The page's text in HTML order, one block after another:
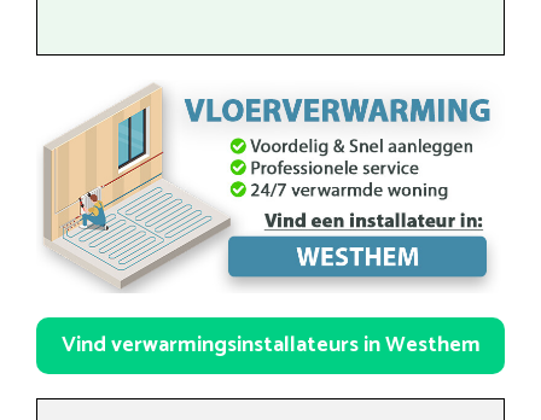
Vind verwarmingsinstallateurs in Westhem